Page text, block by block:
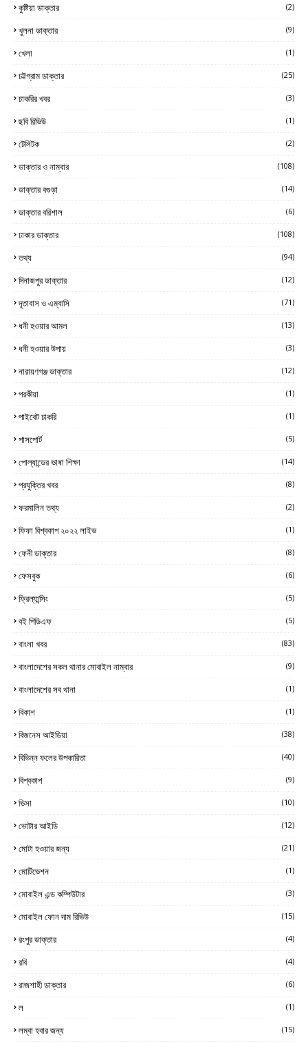
কুষ্টিয়া ডাক্তার (2)
খুলনা ডাক্তার (9)
খেলা (1)
চট্টগ্রাম ডাক্তার (25)
চাকরির খবর (3)
ছবি রিভিউ (1)
টেলিটক (2)
ডাক্তার ও নাম্বার (108)
ডাক্তার বগুড়া (14)
ডাক্তার বরিশাল (6)
ঢাকার ডাক্তার (108)
তথ্য (94)
দিনাজপুর ডাক্তার (12)
দূতাবাস ও এম্বাসি (71)
ধনী হওয়ার আমল (13)
ধনী হওয়ার উপায় (3)
নারায়ণগঞ্জ ডাক্তার (12)
পরকীয়া (1)
পাইবেট চাকরি (1)
পাসপোর্ট (5)
পোল্যান্ডের ভাষা শিক্ষা (14)
প্রযুক্তির খবর (8)
ফরমালিন তথ্য (2)
ফিফা বিশ্বকাপ ২০২২ লাইভ (1)
ফেনী ডাক্তার (8)
ফেসবুক (6)
ফ্রিল্যান্সিং (5)
বই পিডিএফ (5)
বাংলা খবর (83)
বাংলাদেশের সকল থানার মোবাইল নাম্বার (9)
বাংলাদেশের সব থানা (1)
বিকাশ (1)
বিজনেস আইডিয়া (38)
বিভিন্ন ফলের উপকারিতা (40)
বিশ্বকাপ (9)
ভিসা (10)
ভোটার আইডি (12)
মোটা হওয়ার জন্য (21)
মোটিভেশন (1)
মোবাইল এন্ড কম্পিউটার (3)
মোবাইল ফোন দাম রিভিউ (15)
রংপুর ডাক্তার (4)
রবি (4)
রাজশাহী ডাক্তার (6)
ল (1)
লম্বা হবার জন্য (15)